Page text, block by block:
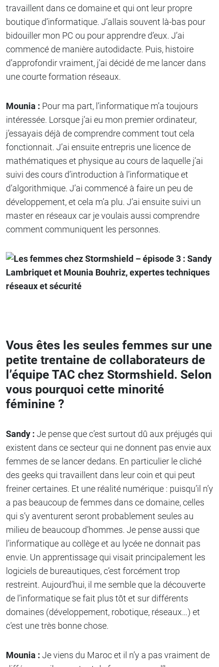
travaillent dans ce domaine et qui ont leur propre
boutique d’informatique. J’allais souvent là-bas pour
bidouiller mon PC ou pour apprendre d’eux. J’ai
commencé de manière autodidacte. Puis, histoire
d’approfondir vraiment, j’ai décidé de me lancer dans
une courte formation réseaux.
Mounia : Pour ma part, l’informatique m’a toujours
intéressée. Lorsque j’ai eu mon premier ordinateur,
j’essayais déjà de comprendre comment tout cela
fonctionnait. J’ai ensuite entrepris une licence de
mathématiques et physique au cours de laquelle j’ai
suivi des cours d’introduction à l’informatique et
d’algorithmique. J’ai commencé à faire un peu de
développement, et cela m’a plu. J’ai ensuite suivi un
master en réseaux car je voulais aussi comprendre
comment communiquent les personnes.
Vous êtes les seules femmes sur une
petite trentaine de collaborateurs de
l’équipe TAC chez Stormshield. Selon
vous pourquoi cette minorité
féminine ?
Sandy : Je pense que c’est surtout dû aux préjugés qui
existent dans ce secteur qui ne donnent pas envie aux
femmes de se lancer dedans. En particulier le cliché
des geeks qui travaillent dans leur coin et qui peut
freiner certaines. Et une réalité numérique : puisqu’il n’y
a pas beaucoup de femmes dans ce domaine, celles
qui s’y aventurent seront probablement seules au
milieu de beaucoup d’hommes. Je pense aussi que
l’informatique au collège et au lycée ne donnait pas
envie. Un apprentissage qui visait principalement les
logiciels de bureautiques, c’est forcément trop
restreint. Aujourd’hui, il me semble que la découverte
de l’informatique se fait plus tôt et sur différents
domaines (développement, robotique, réseaux…) et
c’est une très bonne chose.
Mounia : Je viens du Maroc et il n’y a pas vraiment de